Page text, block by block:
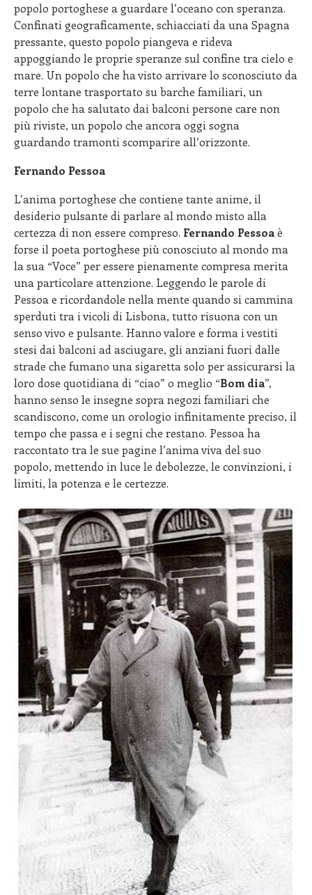
popolo portoghese a guardare l’oceano con speranza.
Confinati geograficamente, schiacciati da una Spagna
pressante, questo popolo piangeva e rideva
appoggiando le proprie speranze sul confine tra cielo e
mare. Un popolo che ha visto arrivare lo sconosciuto da
terre lontane trasportato su barche familiari, un
popolo che ha salutato dai balconi persone care non
più riviste, un popolo che ancora oggi sogna
guardando tramonti scomparire all’orizzonte.
Fernando Pessoa
L’anima portoghese che contiene tante anime, il
desiderio pulsante di parlare al mondo misto alla
certezza di non essere compreso. Fernando Pessoaè
forse il poeta portoghese più conosciuto al mondo ma
la sua “Voce” per essere pienamente compresa merita
una particolare attenzione. Leggendo le parole di
Pessoa e ricordandole nella mente quando si cammina
sperduti tra i vicoli di Lisbona, tutto risuona con un
senso vivo e pulsante. Hanno valore e forma i vestiti
stesi dai balconi ad asciugare, gli anziani fuori dalle
strade che fumano una sigaretta solo per assicurarsi la
loro dose quotidiana di “ciao” o meglio “Bom dia”,
hanno senso le insegne sopra negozi familiari che
scandiscono, come un orologio infinitamente preciso, il
tempo che passa e i segni che restano. Pessoa ha
raccontato tra le sue pagine l’anima viva del suo
popolo, mettendo in luce le debolezze, le convinzioni, i
limiti, la potenza e le certezze.